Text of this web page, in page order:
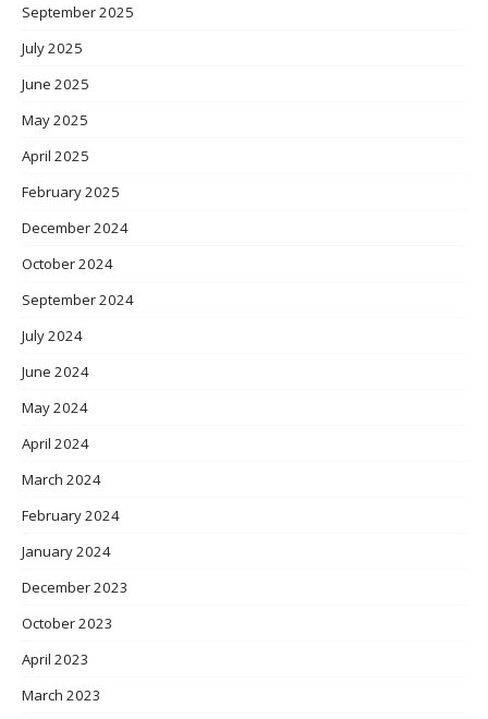
September 2025
July 2025
June 2025
May 2025
April 2025
February 2025
December 2024
October 2024
September 2024
July 2024
June 2024
May 2024
April 2024
March 2024
February 2024
January 2024
December 2023
October 2023
April 2023
March 2023